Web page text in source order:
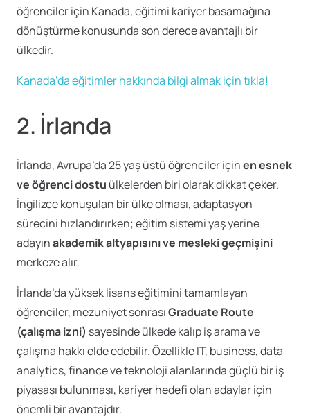
öğrenciler için Kanada, eğitimi kariyer basamağına
dönüştürme konusunda son derece avantajlı bir
ülkedir.
Kanada’da eğitimler hakkında bilgi almak için tıkla!
2. İrlanda
İrlanda, Avrupa’da 25 yaş üstü öğrenciler içinen esnek
ve öğrenci dostu ülkelerden biri olarak dikkat çeker.
İngilizce konuşulan bir ülke olması, adaptasyon
sürecini hızlandırırken; eğitim sistemi yaş yerine
adayınakademik altyapısını ve mesleki geçmişini
merkeze alır.
İrlanda’da yüksek lisans eğitimini tamamlayan
öğrenciler, mezuniyet sonrasıGraduate Route
(çalışma izni) sayesinde ülkede kalıp iş arama ve
çalışma hakkı elde edebilir. Özellikle IT, business, data
analytics, finance ve teknoloji alanlarında güçlü bir iş
piyasası bulunması, kariyer hedefi olan adaylar için
önemli bir avantajdır.